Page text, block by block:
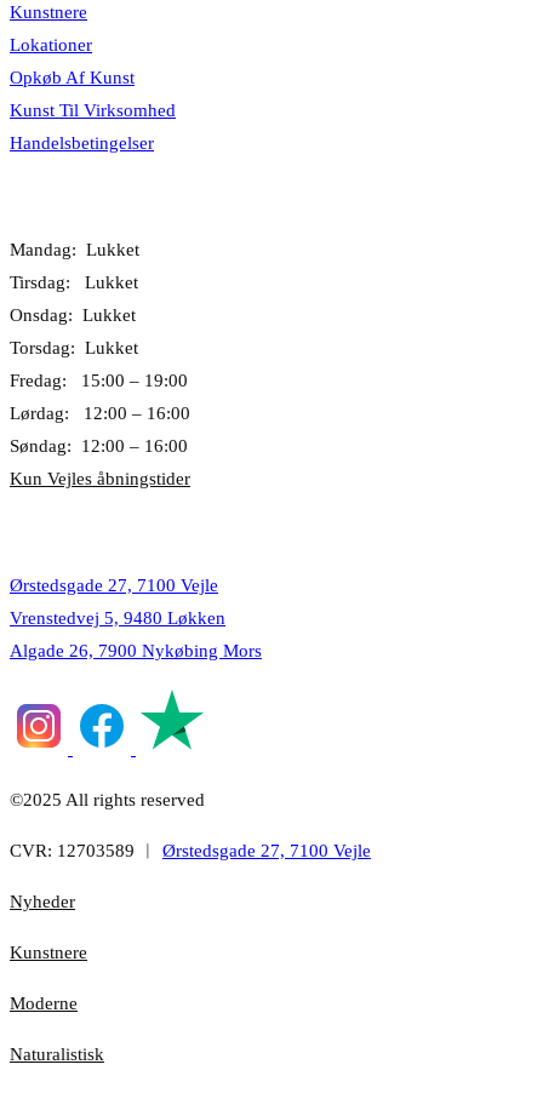
Kunstnere
Lokationer
Opkøb Af Kunst
Kunst Til Virksomhed
Handelsbetingelser
Mandag: Lukket
Tirsdag: Lukket
Onsdag: Lukket
Torsdag: Lukket
Fredag: 15:00 – 19:00
Lørdag: 12:00 – 16:00
Søndag: 12:00 – 16:00
Kun Vejles åbningstider
Ørstedsgade 27, 7100 Vejle
Vrenstedvej 5, 9480 Løkken
Algade 26, 7900 Nykøbing Mors
©2025 All rights reserved
CVR: 12703589 ︱ Ørstedsgade 27, 7100 Vejle
Nyheder
Kunstnere
Moderne
Naturalistisk